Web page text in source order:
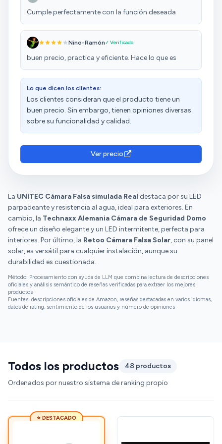
Cumple perfectamente con la función deseada
Nino-Ramón✓ Verificado
buen precio, practica y eficiente. Hace lo que es
Lo que dicen los clientes:
Los clientes consideran que el producto tiene un
buen precio. Sin embargo, tienen opiniones diversas
sobre su funcionalidad y calidad.
Ver precio
La UNITEC Cámara Falsa simulada Real destaca por su LED
parpadeante y resistencia al agua, ideal para exteriores. En
cambio, la Technaxx Alemania Cámara de Seguridad Domo
ofrece un diseño elegante y un LED intermitente, perfecta para
interiores. Por último, la Retoo Cámara Falsa Solar, con su panel
solar, es versátil para cualquier instalación, aunque su
durabilidad es cuestionada.
Método: Procesamiento con ayuda de LLM que combina lectura de descripciones
oficiales y análisis semántico de reseñas verificadas para extraer los mejores
productos
Fuentes: descripciones oficiales de Amazon, reseñas destacadas en varios idiomas,
datos de rating, sentimiento de los usuarios y número de opiniones
Todos los productos
48 productos
Ordenados por nuestro sistema de ranking propio
⭐ DESTACADO